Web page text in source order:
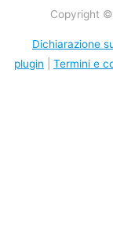
Copyright
Dichiarazione
plugin
Termini e